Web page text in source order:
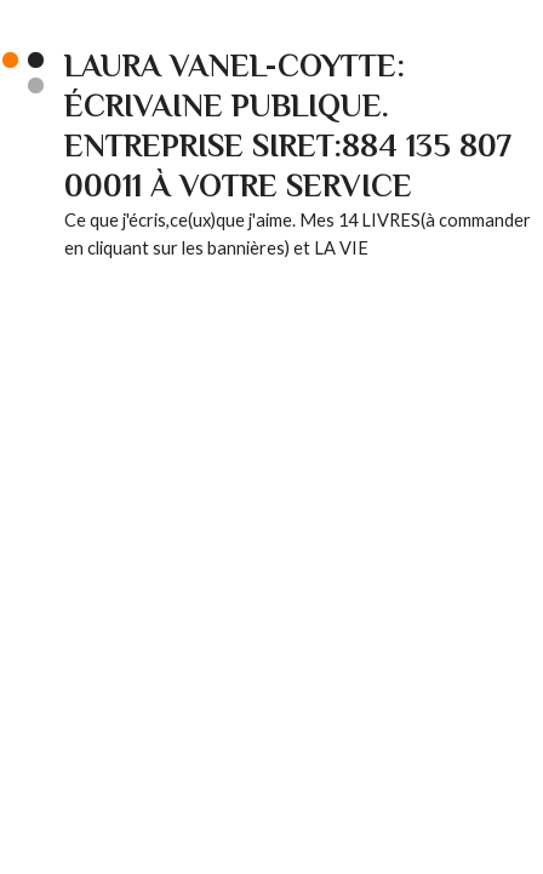
LAURA VANEL-COYTTE:
ÉCRIVAINE PUBLIQUE.
ENTREPRISE SIRET:884 135 807
00011 À VOTRE SERVICE
Ce que j'écris,ce(ux)que j'aime. Mes 14 LIVRES(à commander
en cliquant sur les bannières) et LA VIE